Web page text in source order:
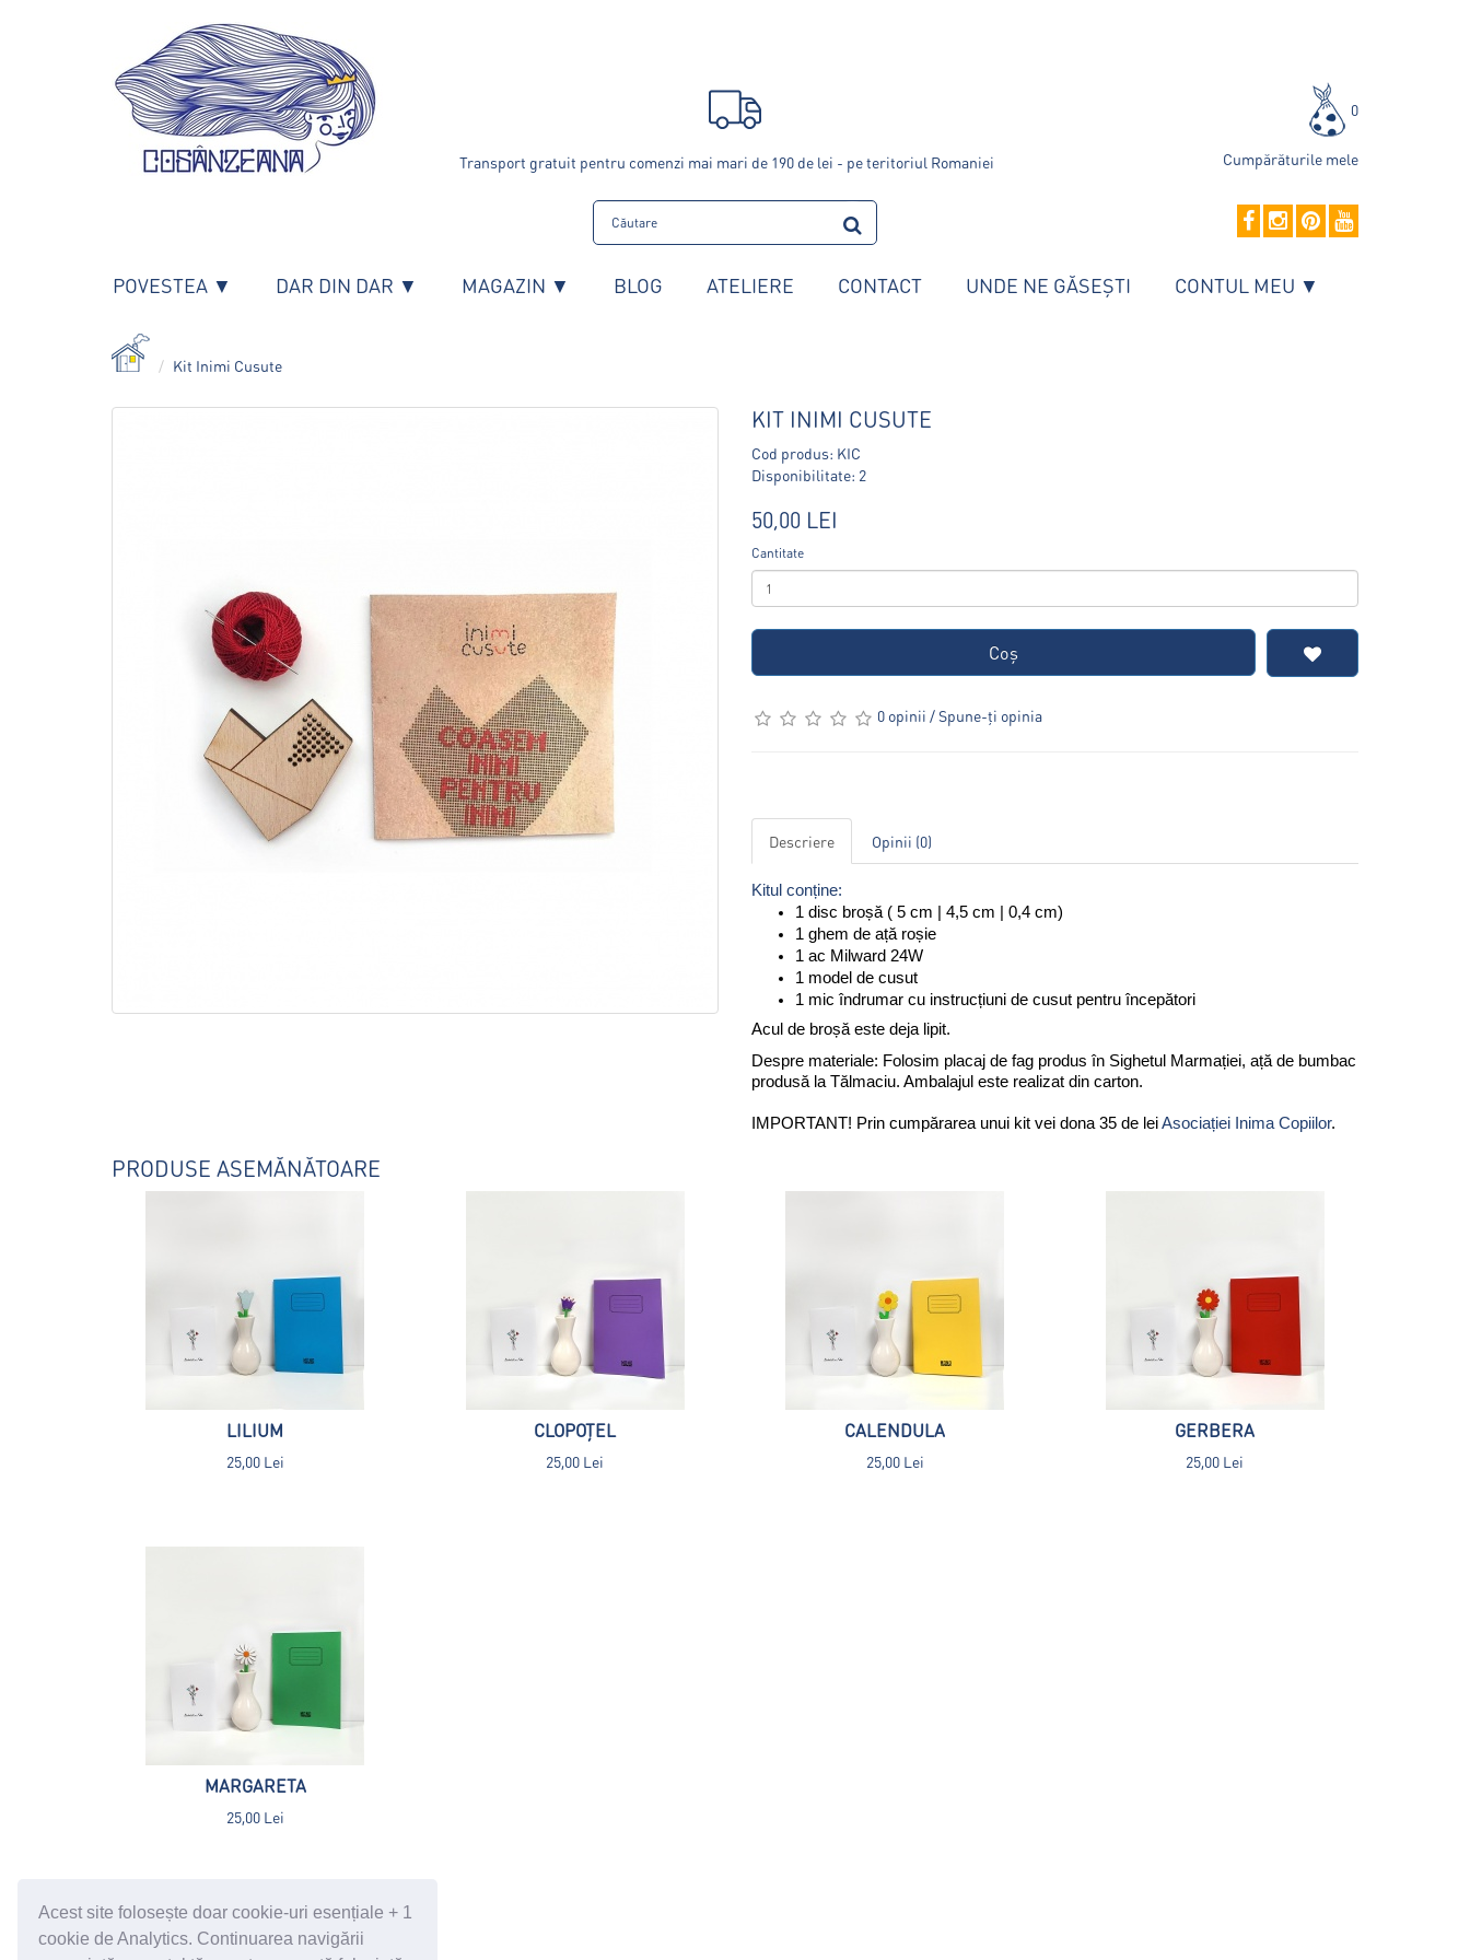
Acest site folosește doar cookie-uri esențiale + 1
cookie de Analytics. Continuarea navigării
Transport gratuit pentru comenzi mai mari de 190 de lei - pe teritoriul Romaniei
0
Cumpărăturile mele
POVESTEA ▼ DAR DIN DAR ▼ MAGAZIN ▼ BLOG ATELIERE CONTACT UNDE NE GĂSEȘTI CONTUL MEU ▼
Kit Inimi Cusute
KIT INIMI CUSUTE
Cod produs: KIC
Disponibilitate: 2
50,00 LEI
Cantitate
Coş
0 opinii /Spune-ţi opinia
Descriere Opinii (0)
Kitul conține:
1 disc broșă ( 5 cm | 4,5 cm | 0,4 cm)
1 ghem de ață roșie
1 ac Milward 24W
1 model de cusut
1 mic îndrumar cu instrucțiuni de cusut pentru începători
Acul de broșă este deja lipit.
Despre materiale: Folosim placaj de fag produs în Sighetul Marmației, ață de bumbac
produsă la Tălmaciu. Ambalajul este realizat din carton.
IMPORTANT! Prin cumpărarea unui kit vei dona 35 de lei Asociației Inima Copiilor.
PRODUSE ASEMĂNĂTOARE
LILIUM
25,00 Lei
CLOPOȚEL
25,00 Lei
CALENDULA
25,00 Lei
GERBERA
25,00 Lei
MARGARETA
25,00 Lei